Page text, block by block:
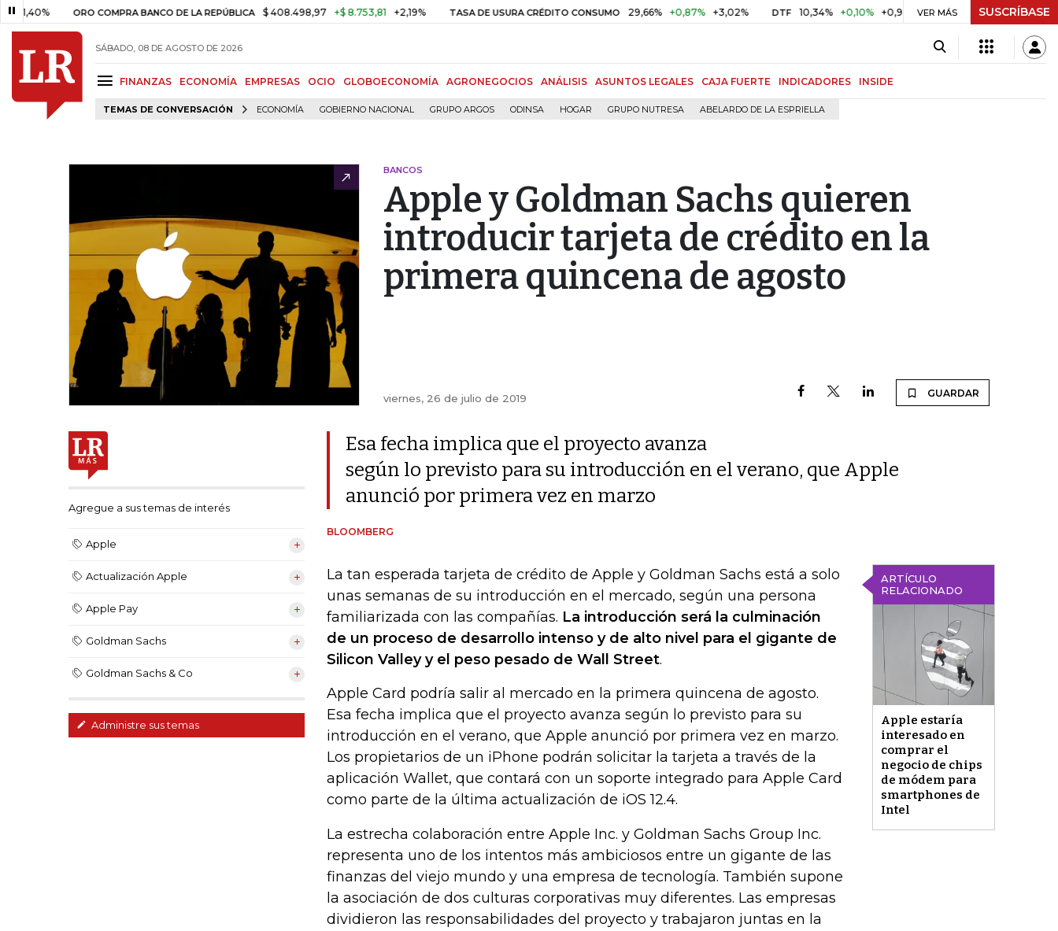
ORO COMPRA BANCO DE LA REPÚBLICA $ 408.498,97 +$ 8.753,81 +2,19% TASA DE USURA CRÉDITO CONSUMO 29,66% +0,87% +3,02% DTF 10,34% +0,10% +0,98% UVR $ 416,96 +$ 0,05 +0,01%
VER MÁS SUSCRÍBASE
SÁBADO, 08 DE AGOSTO DE 2026
FINANZAS ECONOMÍA EMPRESAS OCIO GLOBOECONOMÍA AGRONEGOCIOS ANÁLISIS ASUNTOS LEGALES CAJA FUERTE INDICADORES INSIDE
TEMAS DE CONVERSACIÓN ECONOMÍA GOBIERNO NACIONAL GRUPO ARGOS ODINSA HOGAR GRUPO NUTRESA ABELARDO DE LA ESPRIELLA
BANCOS
Apple y Goldman Sachs quieren
introducir tarjeta de crédito en la
primera quincena de agosto
viernes, 26 de julio de 2019 GUARDAR
Agregue a sus temas de interés
Apple
Actualización Apple
Apple Pay
Goldman Sachs
Goldman Sachs & Co
Administre sus temas
Esa fecha implica que el proyecto avanza
según lo previsto para su introducción en el verano, que Apple
anunció por primera vez en marzo
BLOOMBERG
ARTÍCULO
RELACIONADO
Apple estaría
interesado en
comprar el
negocio de chips
de módem para
smartphones de
Intel
La tan esperada tarjeta de crédito de Apple y Goldman Sachs está a solo
unas semanas de su introducción en el mercado, según una persona
familiarizada con las compañías. La introducción será la culminación
de un proceso de desarrollo intenso y de alto nivel para el gigante de
Silicon Valley y el peso pesado de Wall Street.
Apple Card podría salir al mercado en la primera quincena de agosto.
Esa fecha implica que el proyecto avanza según lo previsto para su
introducción en el verano, que Apple anunció por primera vez en marzo.
Los propietarios de un iPhone podrán solicitar la tarjeta a través de la
aplicación Wallet, que contará con un soporte integrado para Apple Card
como parte de la última actualización de iOS 12.4.
La estrecha colaboración entre Apple Inc. y Goldman Sachs Group Inc.
representa uno de los intentos más ambiciosos entre un gigante de las
finanzas del viejo mundo y una empresa de tecnología. También supone
la asociación de dos culturas corporativas muy diferentes. Las empresas
dividieron las responsabilidades del proyecto y trabajaron juntas en la